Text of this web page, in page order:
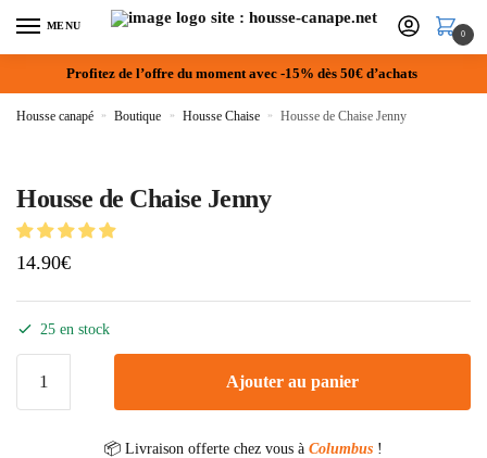
MENU
0
Profitez de l’offre du moment avec -15% dès 50€ d’achats
Housse canapé » Boutique » Housse Chaise » Housse de Chaise Jenny
Housse de Chaise Jenny
14.90€
25 en stock
Ajouter au panier
📦 Livraison offerte chez vous à Columbus !